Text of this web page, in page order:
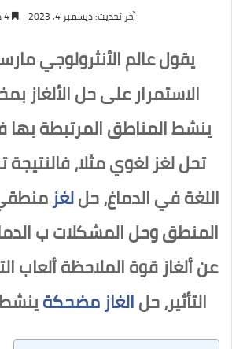
آخر تحديث: ديسمبر 4, 2023 4 دقائق
يقول عالم الأنثرولوجي
الاستمرار على حل الألغاز
ينشط المناطق المرتبطة بها
تحل لغز لغوي مثلا،
اللغة في الدماغ، حللغز
المنطق وحل المشكلات ب
عن ألغاز قوة الملاحظة ألعاب
التأثير، حلالغاز مضحكة